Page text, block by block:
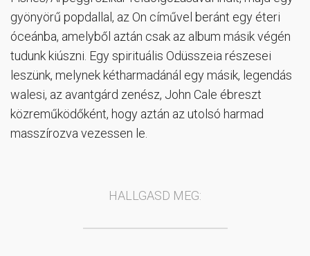
gyönyörű popdallal, az On cíművel beránt egy éteri
óceánba, amelyből aztán csak az album másik végén
tudunk kiúszni. Egy spirituális Odüsszeia részesei
leszünk, melynek kétharmadánál egy másik, legendás
walesi, az avantgárd zenész, John Cale ébreszt
közreműködőként, hogy aztán az utolsó harmad
masszírozva vezessen le.
HALLGASD MEG: